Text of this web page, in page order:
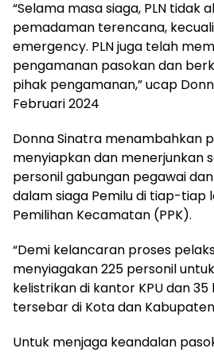
“Selama masa siaga, PLN tidak
pemadaman terencana,
emergency. PLN juga telah
pengamanan pasokan dan
pihak pengamanan,” ucap
Februari 2024
Donna Sinatra menambahkan
menyiapkan dan menerjunkan
personil gabungan pegawai
dalam siaga Pemilu di tiap-tiap
Pemilihan Kecamatan (PPK).
“Demi kelancaran proses
menyiagakan 225 personil
kelistrikan di kantor KPU dan 35
tersebar di Kota dan
Untuk menjaga keandalan